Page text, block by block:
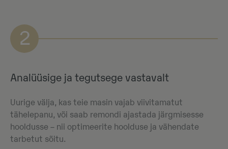
2
Analüüsige ja tegutsege vastavalt
Uurige välja, kas teie masin vajab viivitamatut
tähelepanu, või saab remondi ajastada järgmisesse
hooldusse – nii optimeerite hoolduse ja vähendate
tarbetut sõitu.